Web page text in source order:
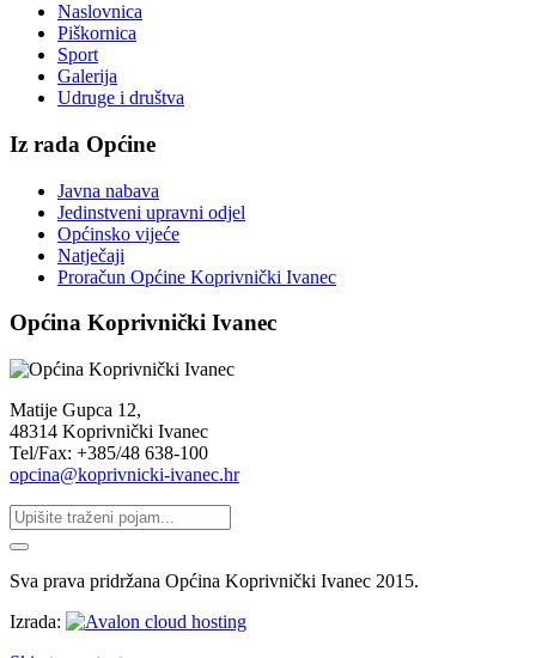
Naslovnica
Piškornica
Sport
Galerija
Udruge i društva
Iz rada Općine
Javna nabava
Jedinstveni upravni odjel
Općinsko vijeće
Natječaji
Proračun Općine Koprivnički Ivanec
Općina Koprivnički Ivanec
Matije Gupca 12,
48314 Koprivnički Ivanec
Tel/Fax: +385/48 638-100
opcina@koprivnicki-ivanec.hr
Sva prava pridržana Općina Koprivnički Ivanec 2015.
Izrada: